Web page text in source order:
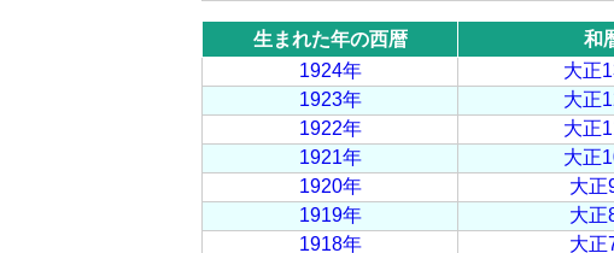
生まれた年の西暦 和
1924年
大正
1923年
大正
1922年
大正
1921年
大正
1920年
大正
1919年
大正
1918年
大正